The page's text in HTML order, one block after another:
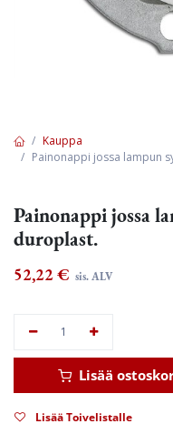
Kauppa
Painonappi jossa lampun
Painonappi jossa
duroplast.
52,22€ sis. ALV
Lisää
Lisää Toivelistalle